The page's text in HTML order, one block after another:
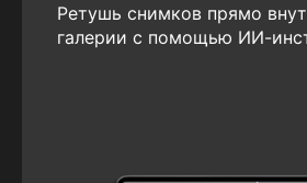
Ретушь снимков прямо
галерии с помощью ИИ-